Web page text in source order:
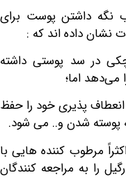
پوست برای
اند که :
پوستی داشته
اما؛
خود را حفظ
شدن و.. می شود.
کننده هایی با
مراجعه کنندگان